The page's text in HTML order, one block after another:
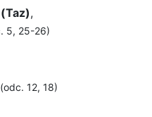
,
5, 25-26)
(odc. 12, 18)